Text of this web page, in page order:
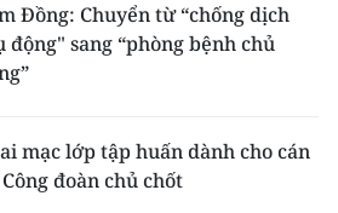
Đồng: Chuyển từ “chống dịch
động" sang “phòng bệnh chủ
mạc lớp tập huấn dành cho cán
đoàn chủ chốt